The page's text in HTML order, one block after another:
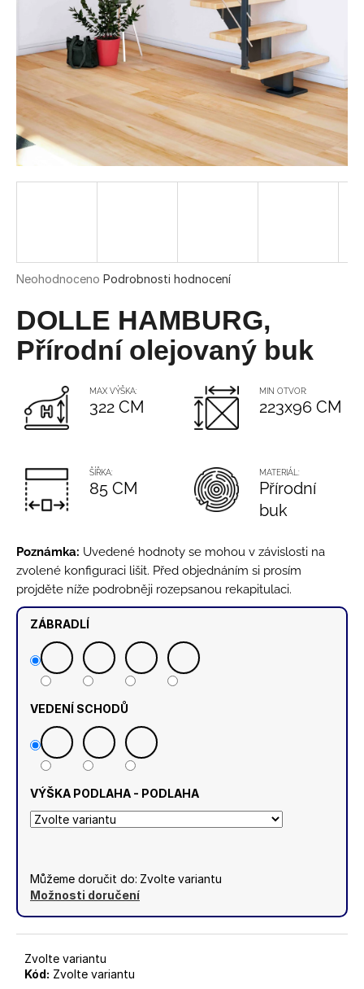
Průměrné
produktu
je
0,0
hvězdiček.
Neohodnoceno Podrobnosti hodnocení
DOLLE HAMBURG,
Přírodní olejovaný buk
MAX VÝŠKA:
322 CM
MIN OTVOR:
223x96 CM
ŠÍŘKA:
85 CM
MATERIÁL:
Přírodní
buk
Poznámka: Uvedené hodnoty se mohou v závislosti na
zvolené konfiguraci lišit. Před objednáním si prosím
projděte níže podrobněji rozepsanou rekapitulaci.
ZÁBRADLÍ
VEDENÍ SCHODŮ
VÝŠKA PODLAHA - PODLAHA
Můžeme doručit do: Zvolte variantu
Možnosti doručení
Zvolte variantu
Kód: Zvolte variantu
í
t
?
D
o
o
r
u
e
ANTRACITOVÝ
3
(RAL7016)
-
MONTÁŽ
PODLAHY
640
Kč